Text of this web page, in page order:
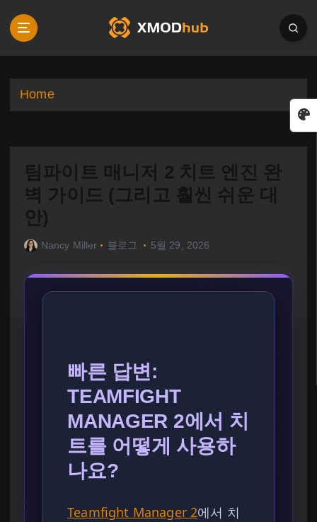
p
Home
팀파이트 매니저 2 치트 엔진 완
벽 가이드 (그리고 훨씬 쉬운 대
안)
Nancy Miller 블로그 5월 29, 2026
빠른 답변:
TEAMFIGHT
MANAGER 2에서 치
트를 어떻게 사용하
나요?
Teamfight Manager 2에서 치